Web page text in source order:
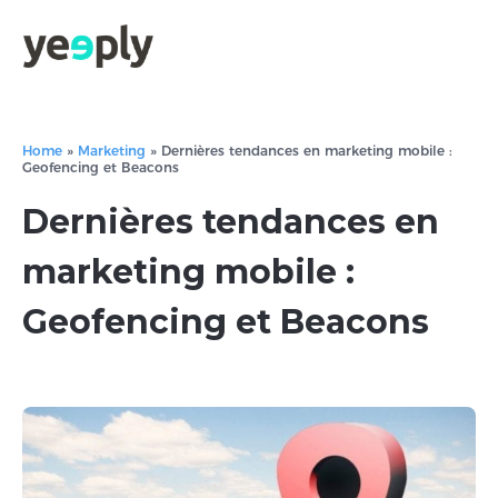
Home » Marketing » Dernières tendances en marketing mobile :
Geofencing et Beacons
Dernières tendances en
marketing mobile :
Geofencing et Beacons